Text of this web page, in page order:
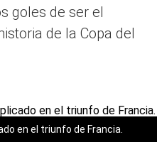
goles de ser el
de la Copa del
en el triunfo de Francia.